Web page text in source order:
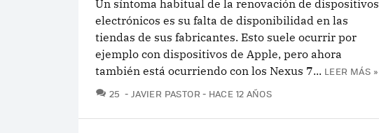
Un síntoma habitual de la renovación de dispositivos
electrónicos es su falta de disponibilidad en las
tiendas de sus fabricantes. Esto suele ocurrir por
ejemplo con dispositivos de Apple, pero ahora
también está ocurriendo con los Nexus 7... LEER MÁS »
25 COMENTARIOS
JAVIER PASTOR HACE 12 AÑOS